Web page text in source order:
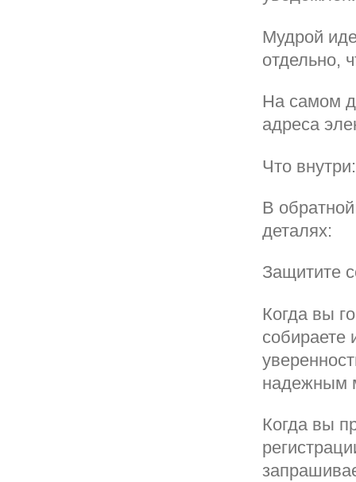
Мудрой
отдельно,
На самом
адреса
Что внутри:
В
деталях:
Защитите
Когда вы
собираете
надежным
Когда вы